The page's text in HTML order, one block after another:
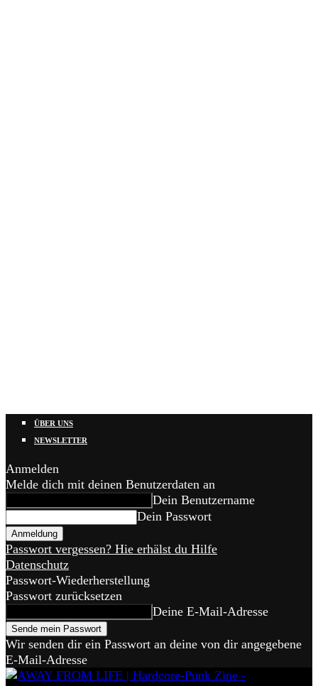
ÜBER UNS
NEWSLETTER
Anmelden
Melde dich mit deinen Benutzerdaten an
Dein Benutzername
Dein Passwort
Passwort vergessen? Hie erhälst du Hilfe
Datenschutz
Passwort-Wiederherstellung
Passwort zurücksetzen
Deine E-Mail-Adresse
Wir senden dir ein Passwort an deine von dir angegebene
E-Mail-Adresse